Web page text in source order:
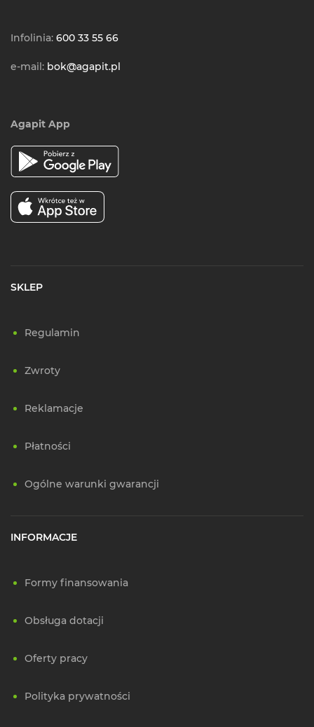
Infolinia: 600 33 55 66
e-mail: bok@agapit.pl
Agapit App
SKLEP
Regulamin
Zwroty
Reklamacje
Płatności
Ogólne warunki gwarancji
INFORMACJE
Formy finansowania
Obsługa dotacji
Oferty pracy
Polityka prywatności